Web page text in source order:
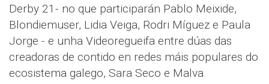
Derby 21- no que participarán Pablo Meixide,
Blondiemuser, Lidia Veiga, Rodri Míguez e Paula
Jorge - e unha Videoregueifa entre dúas das
creadoras de contido en redes máis populares do
ecosistema galego, Sara Seco e Malva.